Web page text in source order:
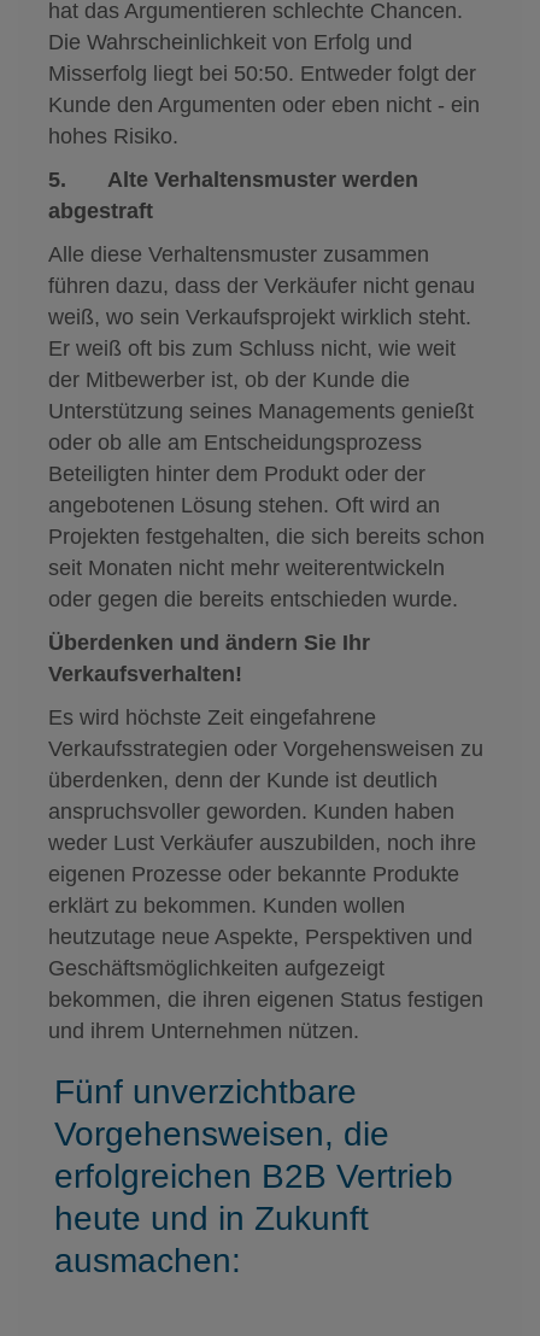
hat das Argumentieren schlechte Chancen.
Die Wahrscheinlichkeit von Erfolg und
Misserfolg liegt bei 50:50. Entweder folgt der
Kunde den Argumenten oder eben nicht - ein
hohes Risiko.
5. Alte Verhaltensmuster werden
abgestraft
Alle diese Verhaltensmuster zusammen
führen dazu, dass der Verkäufer nicht genau
weiß, wo sein Verkaufsprojekt wirklich steht.
Er weiß oft bis zum Schluss nicht, wie weit
der Mitbewerber ist, ob der Kunde die
Unterstützung seines Managements genießt
oder ob alle am Entscheidungsprozess
Beteiligten hinter dem Produkt oder der
angebotenen Lösung stehen. Oft wird an
Projekten festgehalten, die sich bereits schon
seit Monaten nicht mehr weiterentwickeln
oder gegen die bereits entschieden wurde.
Überdenken und ändern Sie Ihr
Verkaufsverhalten!
Es wird höchste Zeit eingefahrene
Verkaufsstrategien oder Vorgehensweisen zu
überdenken, denn der Kunde ist deutlich
anspruchsvoller geworden. Kunden haben
weder Lust Verkäufer auszubilden, noch ihre
eigenen Prozesse oder bekannte Produkte
erklärt zu bekommen. Kunden wollen
heutzutage neue Aspekte, Perspektiven und
Geschäftsmöglichkeiten aufgezeigt
bekommen, die ihren eigenen Status festigen
und ihrem Unternehmen nützen.
Fünf unverzichtbare
Vorgehensweisen, die
erfolgreichen B2B Vertrieb
heute und in Zukunft
ausmachen: